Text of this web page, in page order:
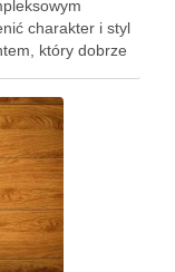
charakter i styl
który dobrze
we wnętrzu, …